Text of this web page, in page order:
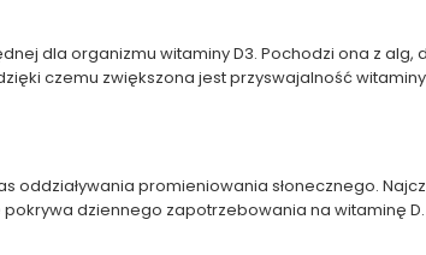
dla organizmu witaminy D3. Pochodzi ona z alg,
czemu zwiększona jest przyswajalność
oddziaływania promieniowania słonecznego.
dziennego zapotrzebowania na witaminę D.